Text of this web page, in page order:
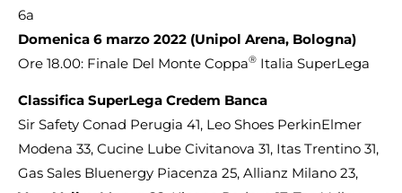
6a
Domenica 6 marzo 2022 (Unipol Arena, Bologna)
Ore 18.00: Finale Del Monte Coppa® Italia SuperLega
Classifica SuperLega Credem Banca
Sir Safety Conad Perugia 41, Leo Shoes PerkinElmer
Modena 33, Cucine Lube Civitanova 31, Itas Trentino 31,
Gas Sales Bluenergy Piacenza 25, Allianz Milano 23,